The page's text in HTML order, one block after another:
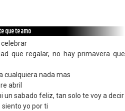
que te amo
celebrar
que regalar, no hay primavera que
cualquiera nada mas
abril
un sabado feliz, tan solo te voy a decir
siento yo por ti